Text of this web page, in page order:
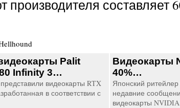
составляет
Palit
Infinity 3…
видеокарты RTX
в соответствии с
Видеокарты
40%…
Японский
недавние
видеокарты